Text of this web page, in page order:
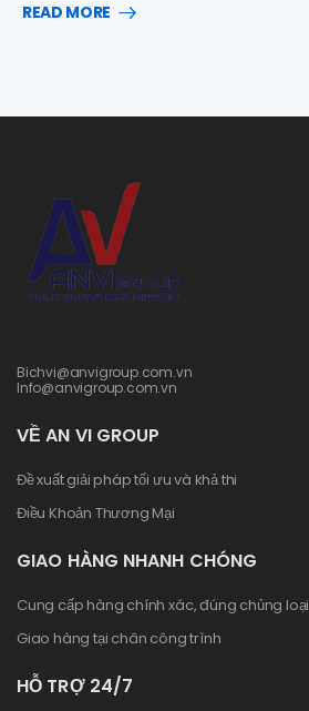
READ MORE
Bichvi@anvigroup.com.vn
Info@anvigroup.com.vn
VỀ AN VI GROUP
Đề xuất giải pháp tối ưu và khả thi
Điều Khoản Thương Mại
GIAO HÀNG NHANH CHÓNG
Cung cấp hàng chính xác, đúng chủng loại
Giao hàng tại chân công trình
HỖ TRỢ 24/7